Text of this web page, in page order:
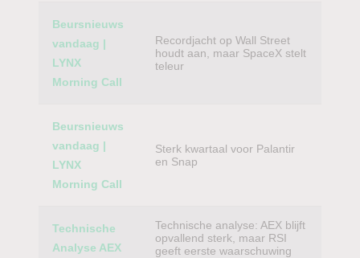
Beursnieuws
vandaag |
LYNX
Morning Call
Recordjacht op Wall Street
houdt aan, maar SpaceX stelt
teleur
Beursnieuws
vandaag |
LYNX
Morning Call
Sterk kwartaal voor Palantir
en Snap
Technische
Analyse AEX
Technische analyse: AEX blijft
opvallend sterk, maar RSI
geeft eerste waarschuwing